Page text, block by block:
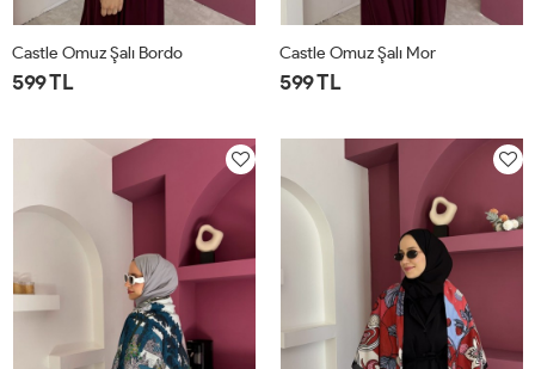
Castle Omuz Şalı Bordo
599 TL
Castle Omuz Şalı Mor
599 TL